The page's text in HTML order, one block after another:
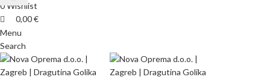
0 Wishlist
0,00€
Menu
Search